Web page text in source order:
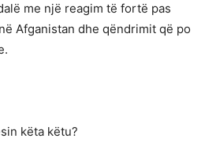
me një reagim të fortë pas
Afganistan dhe qëndrimit që po
këta këtu?